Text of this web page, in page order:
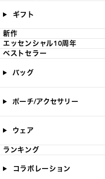
ギフト
新作
エッセンシャル10周年
ベストセラー
バッグ
ポーチ/アクセサリー
ウェア
ランキング
コラボレーション